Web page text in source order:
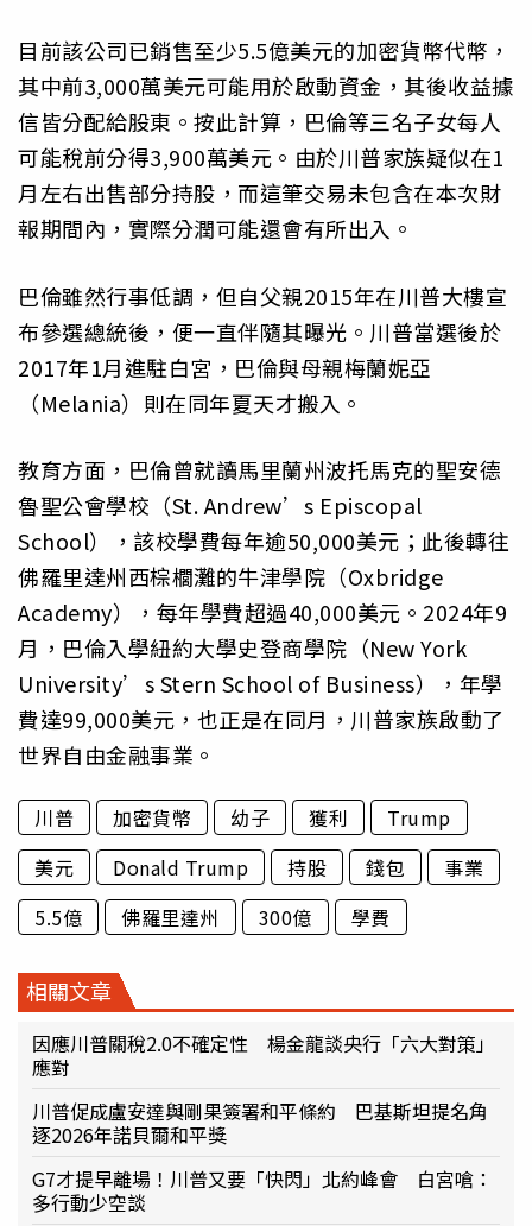
目前該公司已銷售至少5.5億美元的加密貨幣代幣，
其中前3,000萬美元可能用於啟動資金，其後收益據
信皆分配給股東。按此計算，巴倫等三名子女每人
可能稅前分得3,900萬美元。由於川普家族疑似在1
月左右出售部分持股，而這筆交易未包含在本次財
報期間內，實際分潤可能還會有所出入。
巴倫雖然行事低調，但自父親2015年在川普大樓宣
布參選總統後，便一直伴隨其曝光。川普當選後於
2017年1月進駐白宮，巴倫與母親梅蘭妮亞
（Melania）則在同年夏天才搬入。
教育方面，巴倫曾就讀馬里蘭州波托馬克的聖安德
魯聖公會學校（St. Andrew’s Episcopal
School），該校學費每年逾50,000美元；此後轉往
佛羅里達州西棕櫚灘的牛津學院（Oxbridge
Academy），每年學費超過40,000美元。2024年9
月，巴倫入學紐約大學史登商學院（New York
University’s Stern School of Business），年學
費達99,000美元，也正是在同月，川普家族啟動了
世界自由金融事業。
川普 加密貨幣 幼子 獲利
Trump
美元
Donald Trump 持股 錢包
事業
5.5億
佛羅里達州 300億 學費
相關文章
因應川普關稅2.0不確定性 楊金龍談央行「六大對策」
應對
川普促成盧安達與剛果簽署和平條約 巴基斯坦提名角
逐2026年諾貝爾和平獎
G7才提早離場！川普又要「快閃」北約峰會 白宮嗆：
多行動少空談